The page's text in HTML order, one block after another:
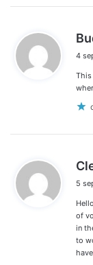
4
This
5
of
in
to